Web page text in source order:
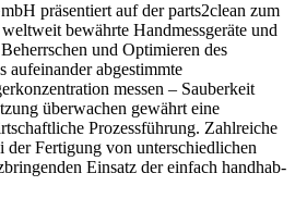
präsentiert auf der parts2clean zum
bewährte Handmessgeräte und
und Optimieren des
aufeinander abgestimmte
messen – Sauberkeit
überwachen gewährt eine
Prozessführung. Zahlreiche
der Fertigung von unterschiedlichen
Einsatz der einfach handhab­